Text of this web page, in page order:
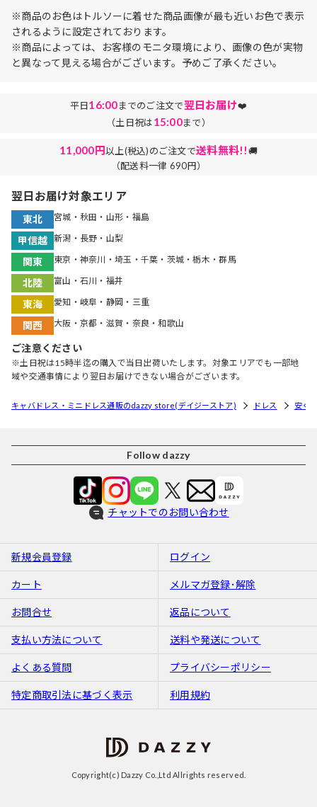
※商品のお色はトルソーに着せた商品画像が最も近いお色で表示
されるように設定されております。
※商品によっては、お客様のモニタ環境により、画像の色が実物
と異なって見える場合がございます。予めご了承ください。
平日16:00までのご注文で翌日お届け❤️
（土日祝は15:00まで）
11,000円以上(税込)のご注文で送料無料!!🚚
（配送料一律 690円）
翌日お届け対象エリア
東北 宮城・秋田・山形・福島
甲信越 新潟・長野・山梨
関東 東京・神奈川・埼玉・千葉・茨城・栃木・群馬
北陸 富山・石川・福井
東海 愛知・岐阜・静岡・三重
関西 大阪・京都・滋賀・奈良・和歌山
ご注意ください
※土日祝は15時半迄の購入で当日出荷いたします。対象エリアでも一部地
域や交通事情により翌日お届けできない場合がございます。
キャバドレス・ミニドレス通販のdazzy store(デイジーストア) ドレス 安く
Follow dazzy
チャットでのお問い合わせ
新規会員登録 ログイン
カート メルマガ登録･解除
お問合せ 返品について
支払い方法について 送料や発送について
よくある質問 プライバシーポリシー
特定商取引法に基づく表示 利用規約
Copyright(c) Dazzy Co.,Ltd Allrights reserved.